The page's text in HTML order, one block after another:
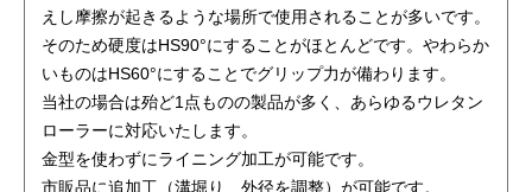
えし摩擦が起きるような場所で使用されることが多いです。
そのため硬度はHS90°にすることがほとんどです。やわらか
いものはHS60°にすることでグリップ力が備わります。
当社の場合は殆ど1点ものの製品が多く、あらゆるウレタン
ローラーに対応いたします。
金型を使わずにライニング加工が可能です。
市販品に追加工（溝堀り、外径を調整）が可能です。